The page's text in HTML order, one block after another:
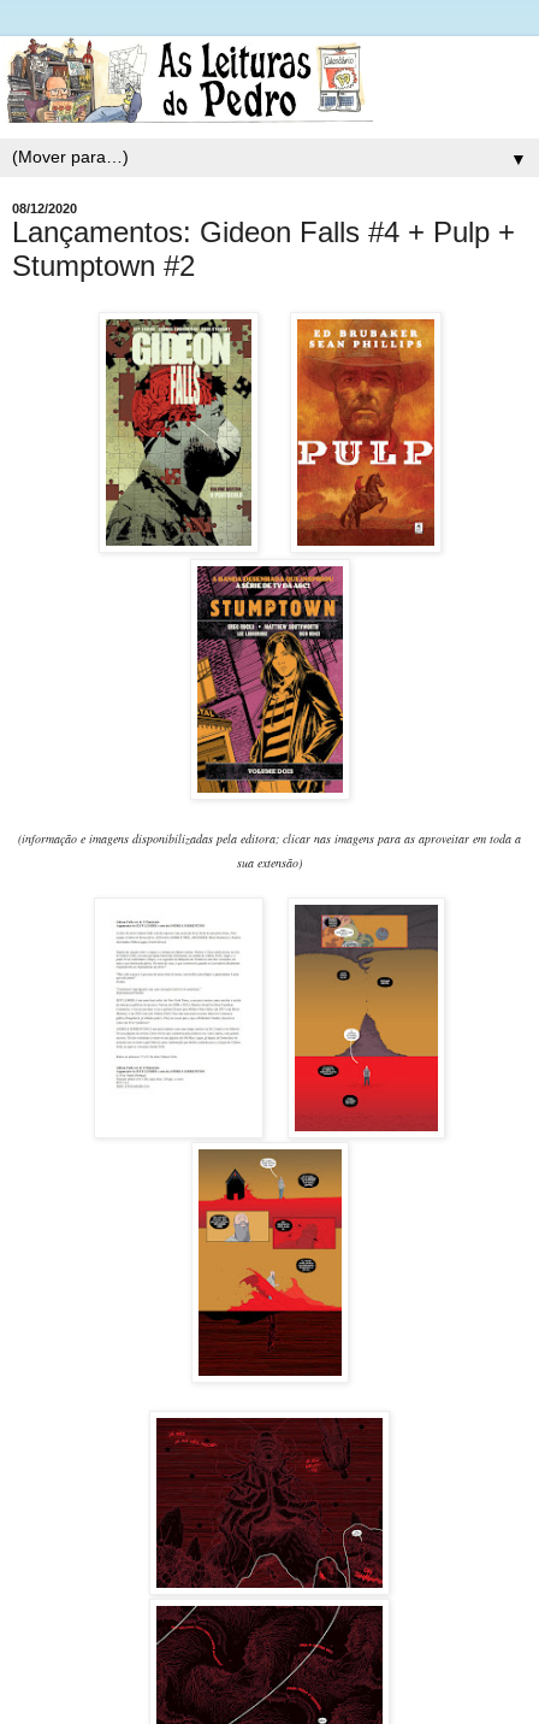
▼
08/12/2020
Lançamentos: Gideon Falls #4 + Pulp +
Stumptown #2
(informação e imagens disponibilizadas pela editora; clicar nas imagens para as aproveitar em toda a
sua extensão)